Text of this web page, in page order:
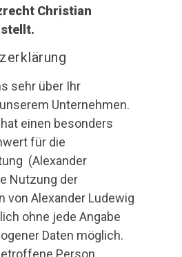
Christian
sehr über Ihr
Unternehmen.
einen besonders
für die
(Alexander
Nutzung der
von Alexander Ludewig
ohne jede Angabe
Daten möglich.
Person